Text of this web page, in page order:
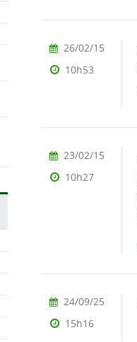
26/02/15
10h53
23/02/15
10h27
24/09/25
15h16